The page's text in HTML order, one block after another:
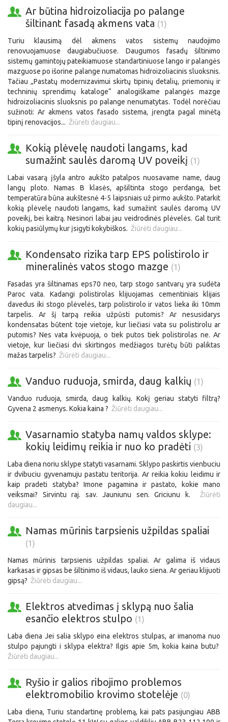
Ar būtina hidroizoliacija po palange
šiltinant fasadą akmens vata (1)
Turiu klausimą dėl akmens vatos sistemų naudojimo
renovuojamuose daugiabučiuose. Daugumos fasadų šiltinimo
sistemų gamintojų pateikiamuose standartiniuose lango ir palangės
mazguose po išorine palange numatomas hidroizoliacinis sluoksnis.
Tačiau „Pastatų modernizavimui skirtų tipinių detalių, priemonių ir
techninių sprendimų kataloge“ analogiškame palangės mazge
hidroizoliacinis sluoksnis po palange nenumatytas. Todėl norėčiau
sužinoti: Ar akmens vatos fasado sistema, įrengta pagal minėtą
tipinį renovacijos... Žiūrėti daugiau...
Kokią plėvelę naudoti langams, kad
sumažint saulės daromą UV poveikį (1)
Labai vasarą įšyla antro aukšto patalpos nuosavame name, daug
langų ploto. Namas B klasės, apšiltinta stogo perdanga, bet
temperatūra būna aukštesnė 4-5 laipsniais už pirmo aukšto. Patarkit
kokią plėvelę naudoti langams, kad sumažint saulės daromą UV
poveikį, bei kaitrą. Nesinori labai jau veidrodinės plėvelės. Gal turit
kokių pasiūlymų kur įsigyti kokybiškos. Žiūrėti daugiau...
Kondensato rizika tarp EPS polistirolo ir
mineralinės vatos stogo mazge (1)
Fasadas yra šiltinamas eps70 neo, tarp stogo santvarų yra sudėta
Paroc vata. Kadangi polistirolas klijuojamas cementiniais klijais
davedus iki stogo plėvelės, tarp polistirolo ir vatos lieka iki 10mm
tarpelis. Ar šį tarpą reikia užpūsti putomis? Ar nesusidarys
kondensatas būtent toje vietoje, kur liečiasi vata su polistirolu ar
putomis? Nes vata kvėpuoja, o tiek putos tiek polistirolas ne. Ar
vietoje, kur liečiasi dvi skirtingos medžiagos turėtų būti paliktas
mažas tarpelis? Žiūrėti daugiau...
Vanduo ruduoja, smirda, daug kalkių (1)
Vanduo ruduoja, smirda, daug kalkių. Kokį geriau statyti filtrą?
Gyvena 2 asmenys. Kokia kaina ? Žiūrėti daugiau...
Vasarnamio statyba namų valdos sklype:
kokių leidimų reikia ir nuo ko pradėti (3)
Laba diena noriu sklype statyti vasarnami. Sklypo paskirtis vienbuciu
ir dvibuciu gyvenamuju pastatu teritorija. Ar reikia kokiu leidimu ir
kaip pradeti statyba? Imone pagamina ir pastato, kokie mano
veiksmai? Sirvintu raj. sav. Jauniunu sen. Griciunu k. Žiūrėti
daugiau...
Namas mūrinis tarpsienis užpildas spaliai
(1)
Namas mūrinis tarpsienis užpildas spaliai. Ar galima iš vidaus
karkasas ir gipsas be šiltinimo iš vidaus, lauko siena. Ar geriau klijuoti
gipsą? Žiūrėti daugiau...
Elektros atvedimas į sklypą nuo šalia
esančio elektros stulpo (1)
Laba diena Jei salia sklypo eina elektros stulpas, ar imanoma nuo
stulpo pajungti i sklypa elektra? Ilgis apie 5m, kokia kaina butu?
Žiūrėti daugiau...
Ryšio ir galios ribojimo problemos
elektromobilio krovimo stotelėje (0)
Laba diena, Turiu standartinę problemą, kai pats pasijungiau ABB